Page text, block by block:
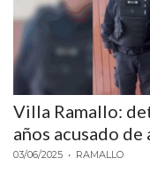
Villa Ramallo:
años acusado de
03/06/2025 • RAMALLO